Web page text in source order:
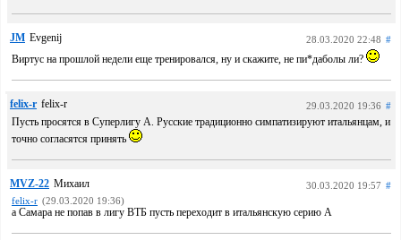
JM Evgenij 28.03.2020 22:48 #
Виртус на прошлой недели еще тренировался, ну и скажите, не пи*даболы ли?
felix-r felix-r 29.03.2020 19:36 #
Пусть просятся в Суперлигу А. Русские традиционно симпатизируют итальянцам, и
точно согласятся принять
MVZ-22 Михаил 30.03.2020 19:57 #
felix-r (29.03.2020 19:36)
а Самара не попав в лигу ВТБ пусть переходит в итальянскую серию А